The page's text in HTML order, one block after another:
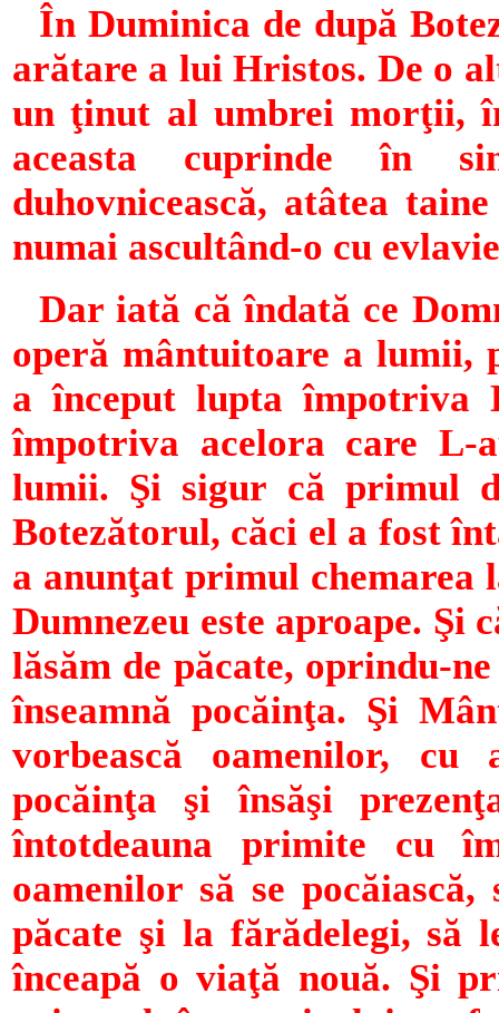
În Duminica de după B
arătare a lui Hristos. De o
un ţinut al umbrei morţii,
aceasta cuprinde în
duhovnicească, atâtea
numai ascultând-o cu
Dar iată că îndată ce
operă mântuitoare a
a început lupta împotriva
împotriva acelora care
lumii. Şi sigur că primul
Botezătorul, căci el a fost
a anunţat primul chemarea
Dumnezeu este aproape. Şi
lăsăm de păcate, oprindu-
înseamnă pocăinţa. Şi
vorbească oamenilor,
pocăinţa şi însăşi
întotdeauna primite cu
oamenilor să se
păcate şi la fărădelegi, să
înceapă o viaţă nouă. Şi